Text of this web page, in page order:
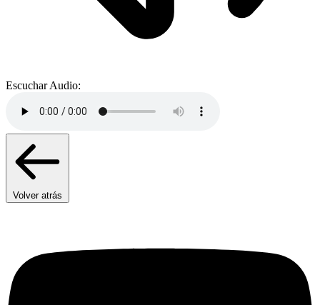
Escuchar Audio:
Volver atrás